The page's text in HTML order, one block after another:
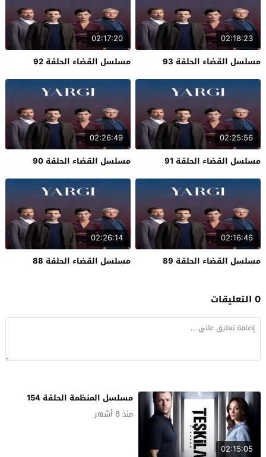
02:18:23
مسلسل القضاء الحلقة 93
02:17:20
مسلسل القضاء الحلقة 92
02:25:56
مسلسل القضاء الحلقة 91
02:26:49
مسلسل القضاء الحلقة 90
02:16:46
مسلسل القضاء الحلقة 89
02:26:14
مسلسل القضاء الحلقة 88
0 التعليقات
02:15:05
مسلسل المنظمة الحلقة 154
منذ 8 أشهر